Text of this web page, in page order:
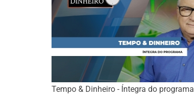
Tempo & Dinheiro - Íntegra do programa